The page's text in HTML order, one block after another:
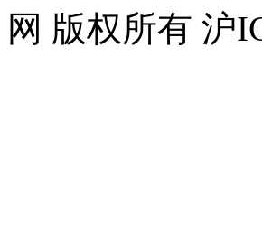
网 版权所有 沪